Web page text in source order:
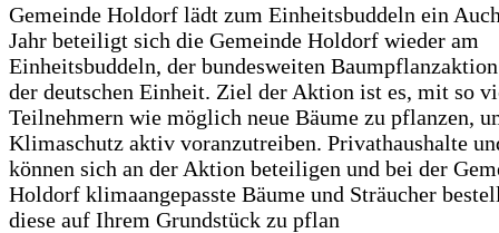
Gemeinde Holdorf lädt zum Einheitsbuddeln ein
Jahr beteiligt sich die Gemeinde Holdorf wieder am
Einheitsbuddeln, der bundesweiten
der deutschen Einheit. Ziel der Aktion ist es, mit so
Teilnehmern wie möglich neue Bäume zu pflanzen,
Klimaschutz aktiv voranzutreiben. Privathaushalte
können sich an der Aktion beteiligen und bei der
Holdorf klimaangepasste Bäume und Sträucher
diese auf Ihrem Grundstück zu pflan